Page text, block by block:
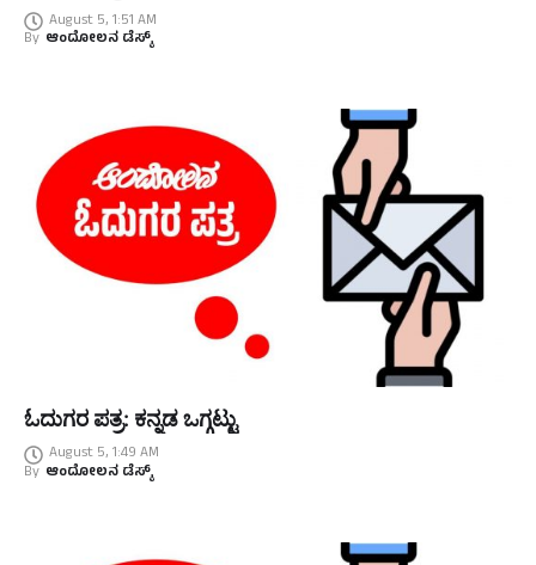
August 5, 1:51 AM
By ಆಂದೋಲನ ಡೆಸ್ಕ್
ಓದುಗರ ಪತ್ರ: ಕನ್ನಡ ಒಗ್ಗಟ್ಟು
August 5, 1:49 AM
By ಆಂದೋಲನ ಡೆಸ್ಕ್